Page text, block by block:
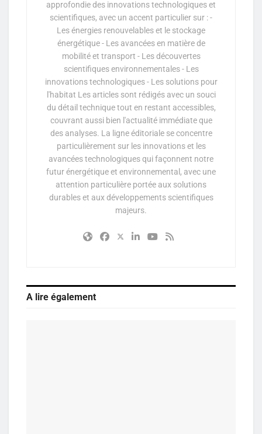
approfondie des innovations technologiques et
scientifiques, avec un accent particulier sur : -
Les énergies renouvelables et le stockage
énergétique - Les avancées en matière de
mobilité et transport - Les découvertes
scientifiques environnementales - Les
innovations technologiques - Les solutions pour
l'habitat Les articles sont rédigés avec un souci
du détail technique tout en restant accessibles,
couvrant aussi bien l'actualité immédiate que
des analyses. La ligne éditoriale se concentre
particulièrement sur les innovations et les
avancées technologiques qui façonnent notre
futur énergétique et environnemental, avec une
attention particulière portée aux solutions
durables et aux développements scientifiques
majeurs.
A lire également